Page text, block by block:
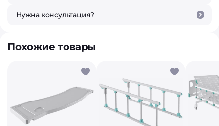
Нужна консультация?
Похожие товары